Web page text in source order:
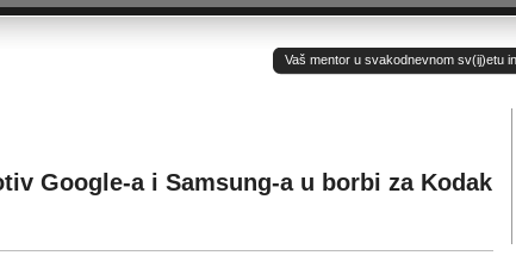
Vaš mentor u svakodnevnom sv(ij)etu
Google-a i Samsung-a u borbi za Kodak